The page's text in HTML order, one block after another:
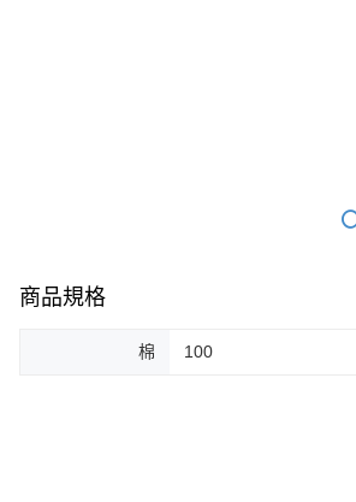
商品規格
棉 100